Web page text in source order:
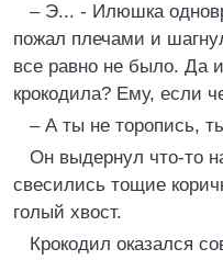
– Э... - Илюшка
пожал плечами и
все равно не было. Да
крокодила? Ему, если
– А ты не торопись,
Он выдернул что-то
свесились тощие
голый хвост.
Крокодил оказался